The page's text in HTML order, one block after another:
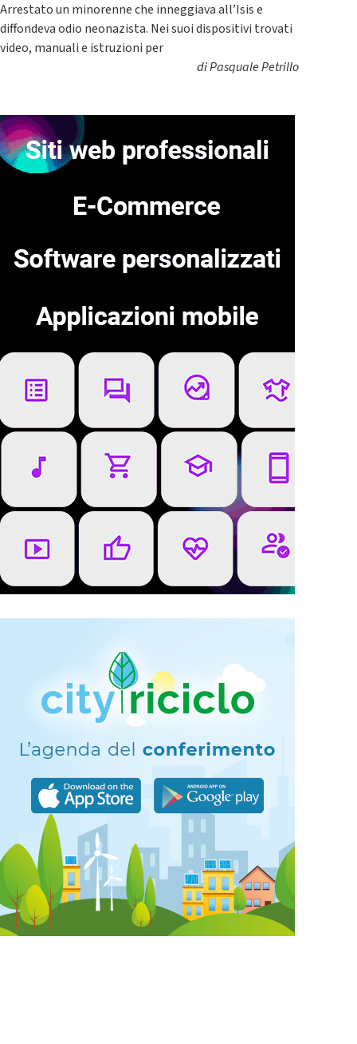
Arrestato un minorenne che inneggiava all’Isis e
diffondeva odio neonazista. Nei suoi dispositivi trovati
video, manuali e istruzioni per
diPasquale Petrillo